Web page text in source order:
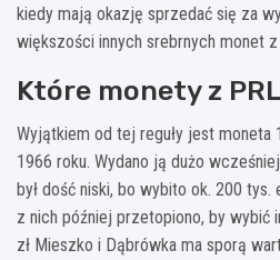
kiedy mają okazję sprzedać się za
większości innych srebrnych monet z
Które monety z
Wyjątkiem od tej reguły jest moneta
1966 roku. Wydano ją dużo
był dość niski, bo wybito ok. 200
z nich później przetopiono, by wybić
zł Mieszko i Dąbrówka ma sporą